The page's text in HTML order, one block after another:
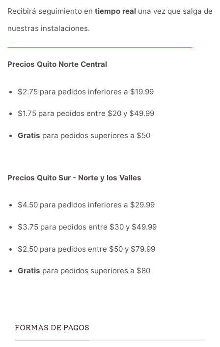
Recibirá seguimiento en tiempo real una vez que salga de
nuestras instalaciones.
Precios Quito Norte Central
$2.75 para pedidos inferiores a $19.99
$1.75 para pedidos entre $20 y $49.99
Gratis para pedidos superiores a $50
Precios Quito Sur - Norte y los Valles
$4.50 para pedidos inferiores a $29.99
$3.75 para pedidos entre $30 y $49.99
$2.50 para pedidos entre $50 y $79.99
Gratis para pedidos superiores a $80
FORMAS DE PAGOS